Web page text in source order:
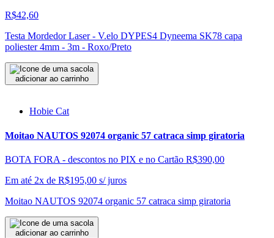
R$42,60
Testa Mordedor Laser - V.elo DYPES4 Dyneema SK78 capa
poliester 4mm - 3m - Roxo/Preto
adicionar ao carrinho
Hobie Cat
Moitao NAUTOS 92074 organic 57 catraca simp giratoria
BOTA FORA - descontos no PIX e no Cartão R$390,00
Em até 2x de R$195,00 s/ juros
Moitao NAUTOS 92074 organic 57 catraca simp giratoria
adicionar ao carrinho